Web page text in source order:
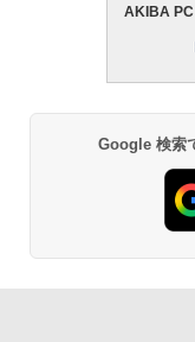
AKIBA
Google 検索